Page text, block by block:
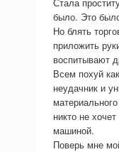
было. Это
Но блять
приложить
воспитывают
Всем похуй
неудачник и
никто не
машиной.
Поверь мне